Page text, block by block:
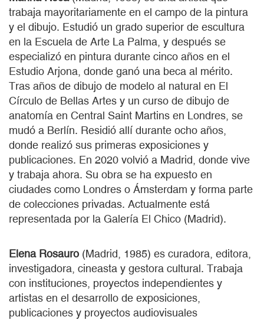
trabaja mayoritariamente en el campo de la pintura
y el dibujo. Estudió un grado superior de escultura
en la Escuela de Arte La Palma, y después se
especializó en pintura durante cinco años en el
Estudio Arjona, donde ganó una beca al mérito.
Tras años de dibujo de modelo al natural en El
Círculo de Bellas Artes y un curso de dibujo de
anatomía en Central Saint Martins en Londres, se
mudó a Berlín. Residió allí durante ocho años,
donde realizó sus primeras exposiciones y
publicaciones. En 2020 volvió a Madrid, donde vive
y trabaja ahora. Su obra se ha expuesto en
ciudades como Londres o Ámsterdam y forma parte
de colecciones privadas. Actualmente está
representada por la Galería El Chico (Madrid).
Elena Rosauro (Madrid, 1985) es curadora, editora,
investigadora, cineasta y gestora cultural. Trabaja
con instituciones, proyectos independientes y
artistas en el desarrollo de exposiciones,
publicaciones y proyectos audiovisuales